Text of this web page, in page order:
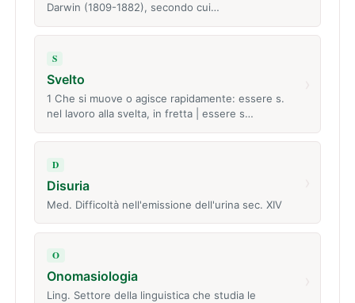
Darwin (1809-1882), secondo cui…
S
Svelto
1 Che si muove o agisce rapidamente: essere s.
nel lavoro alla svelta, in fretta | essere s…
D
Disuria
Med. Difficoltà nell'emissione dell'urina sec. XIV
O
Onomasiologia
Ling. Settore della linguistica che studia le